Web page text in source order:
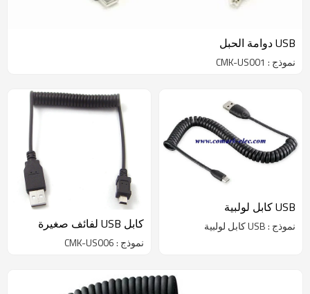
USB دوامة الحبل
نموذج : CMK-US001
USB كابل لولبية
نموذج : USB كابل لولبية كابل USB لفائف صغيرة
نموذج : CMK-US006